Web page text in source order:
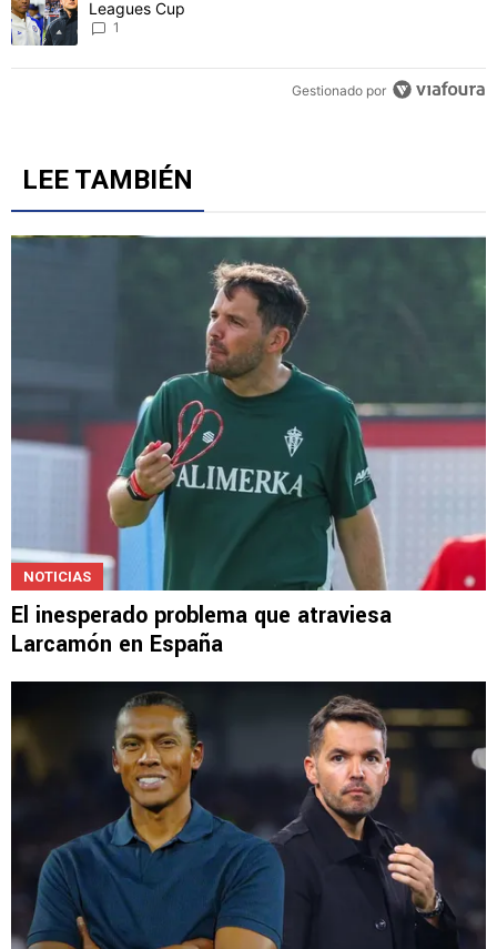
Leagues Cup
1
Gestionado por
LEE TAMBIÉN
NOTICIAS
El inesperado problema que atraviesa
Larcamón en España